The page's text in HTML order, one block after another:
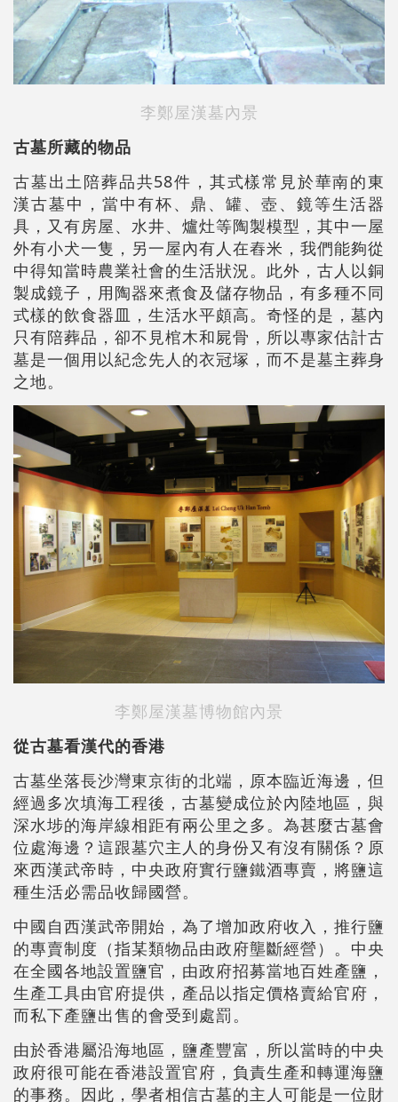
李鄭屋漢墓內景
古墓所藏的物品
古墓出土陪葬品共58件，其式樣常見於華南的東
漢古墓中，當中有杯、鼎、罐、壺、鏡等生活器
具，又有房屋、水井、爐灶等陶製模型，其中一屋
外有小犬一隻，另一屋內有人在舂米，我們能夠從
中得知當時農業社會的生活狀況。此外，古人以銅
製成鏡子，用陶器來煮食及儲存物品，有多種不同
式樣的飲食器皿，生活水平頗高。奇怪的是，墓內
只有陪葬品，卻不見棺木和屍骨，所以專家估計古
墓是一個用以紀念先人的衣冠塚，而不是墓主葬身
之地。
李鄭屋漢墓博物館內景
從古墓看漢代的香港
古墓坐落長沙灣東京街的北端，原本臨近海邊，但
經過多次填海工程後，古墓變成位於內陸地區，與
深水埗的海岸線相距有兩公里之多。為甚麼古墓會
位處海邊？這跟墓穴主人的身份又有沒有關係？原
來西漢武帝時，中央政府實行鹽鐵酒專賣，將鹽這
種生活必需品收歸國營。
中國自西漢武帝開始，為了增加政府收入，推行鹽
的專賣制度（指某類物品由政府壟斷經營）。中央
在全國各地設置鹽官，由政府招募當地百姓產鹽，
生產工具由官府提供，產品以指定價格賣給官府，
而私下產鹽出售的會受到處罰。
由於香港屬沿海地區，鹽產豐富，所以當時的中央
政府很可能在香港設置官府，負責生產和轉運海鹽
的事務。因此，學者相信古墓的主人可能是一位財